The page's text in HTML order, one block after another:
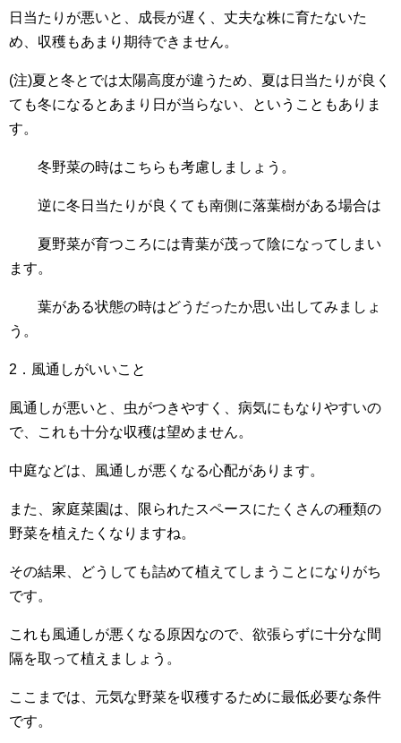
日当たりが悪いと、成長が遅く、丈夫な株に育たないた
め、収穫もあまり期待できません。
(注)夏と冬とでは太陽高度が違うため、夏は日当たりが良く
ても冬になるとあまり日が当らない、ということもありま
す。
冬野菜の時はこちらも考慮しましょう。
逆に冬日当たりが良くても南側に落葉樹がある場合は
夏野菜が育つころには青葉が茂って陰になってしまい
ます。
葉がある状態の時はどうだったか思い出してみましょ
う。
2．風通しがいいこと
風通しが悪いと、虫がつきやすく、病気にもなりやすいの
で、これも十分な収穫は望めません。
中庭などは、風通しが悪くなる心配があります。
また、家庭菜園は、限られたスペースにたくさんの種類の
野菜を植えたくなりますね。
その結果、どうしても詰めて植えてしまうことになりがち
です。
これも風通しが悪くなる原因なので、欲張らずに十分な間
隔を取って植えましょう。
ここまでは、元気な野菜を収穫するために最低必要な条件
です。